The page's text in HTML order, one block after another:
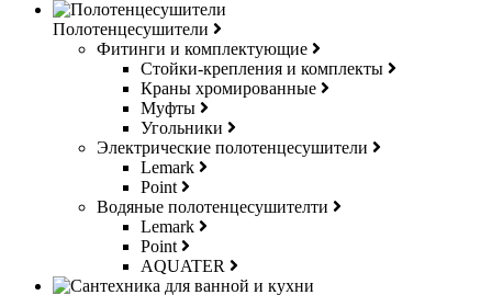
Полотенцесушители
Фитинги и комплектующие
Стойки-крепления и комплекты
Краны хромированные
Муфты
Угольники
Электрические полотенцесушители
Lemark
Point
Водяные полотенцесушителти
Lemark
Point
AQUATER